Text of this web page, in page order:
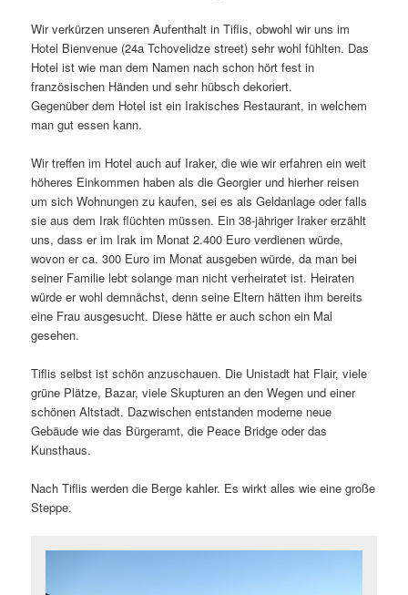
Wir verkürzen unseren Aufenthalt in Tiflis, obwohl wir uns im
Hotel Bienvenue (24a Tchovelidze street) sehr wohl fühlten. Das
Hotel ist wie man dem Namen nach schon hört fest in
französischen Händen und sehr hübsch dekoriert.
Gegenüber dem Hotel ist ein Irakisches Restaurant, in welchem
man gut essen kann.
Wir treffen im Hotel auch auf Iraker, die wie wir erfahren ein weit
höheres Einkommen haben als die Georgier und hierher reisen
um sich Wohnungen zu kaufen, sei es als Geldanlage oder falls
sie aus dem Irak flüchten müssen. Ein 38-jähriger Iraker erzählt
uns, dass er im Irak im Monat 2.400 Euro verdienen würde,
wovon er ca. 300 Euro im Monat ausgeben würde, da man bei
seiner Familie lebt solange man nicht verheiratet ist. Heiraten
würde er wohl demnächst, denn seine Eltern hätten ihm bereits
eine Frau ausgesucht. Diese hätte er auch schon ein Mal
gesehen.
Tiflis selbst ist schön anzuschauen. Die Unistadt hat Flair, viele
grüne Plätze, Bazar, viele Skupturen an den Wegen und einer
schönen Altstadt. Dazwischen entstanden moderne neue
Gebäude wie das Bürgeramt, die Peace Bridge oder das
Kunsthaus.
Nach Tiflis werden die Berge kahler. Es wirkt alles wie eine große
Steppe.